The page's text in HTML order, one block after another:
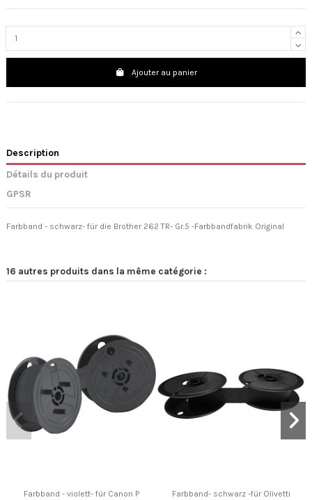
Ajouter au panier
Description
Détails du produit
GPSR
Farbband - schwarz- für die Brother 262 TR- Gr.5 -Farbbandfabrik Original
16 autres produits dans la même catégorie :
Farbband - violett- für Canon P
Farbband- schwarz -für Olivetti